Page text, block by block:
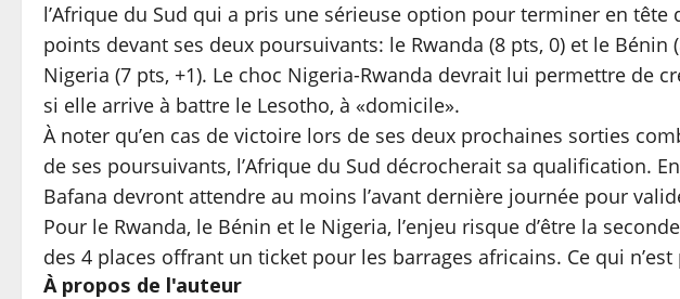
l’Afrique du Sud qui a pris une sérieuse option pour terminer en
points devant ses deux poursuivants: le Rwanda (8 pts, 0) et le Bénin
Nigeria (7 pts, +1). Le choc Nigeria-Rwanda devrait lui permettre de
si elle arrive à battre le Lesotho, à «domicile».
À noter qu’en cas de victoire lors de ses deux prochaines sorties
de ses poursuivants, l’Afrique du Sud décrocherait sa qualification.
Bafana devront attendre au moins l’avant dernière journée pour
Pour le Rwanda, le Bénin et le Nigeria, l’enjeu risque d’être la
des 4 places offrant un ticket pour les barrages africains. Ce qui
À propos de l'auteur